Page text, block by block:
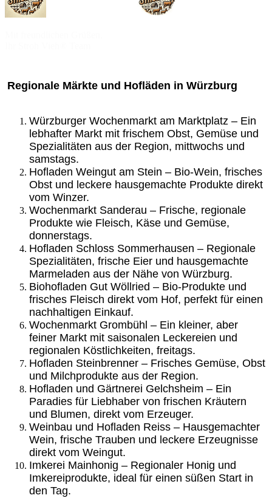
Regionale Märkte und Hofläden in Würzburg
Würzburger Wochenmarkt am Marktplatz – Ein
lebhafter Markt mit frischem Obst, Gemüse und
Spezialitäten aus der Region, mittwochs und
samstags.
Hofladen Weingut am Stein – Bio-Wein, frisches
Obst und leckere hausgemachte Produkte direkt
vom Winzer.
Wochenmarkt Sanderau – Frische, regionale
Produkte wie Fleisch, Käse und Gemüse,
donnerstags.
Hofladen Schloss Sommerhausen – Regionale
Spezialitäten, frische Eier und hausgemachte
Marmeladen aus der Nähe von Würzburg.
Biohofladen Gut Wöllried – Bio-Produkte und
frisches Fleisch direkt vom Hof, perfekt für einen
nachhaltigen Einkauf.
Wochenmarkt Grombühl – Ein kleiner, aber
feiner Markt mit saisonalen Leckereien und
regionalen Köstlichkeiten, freitags.
Hofladen Steinbrenner – Frisches Gemüse, Obst
und Milchprodukte aus der Region.
Hofladen und Gärtnerei Gelchsheim – Ein
Paradies für Liebhaber von frischen Kräutern
und Blumen, direkt vom Erzeuger.
Weinbau und Hofladen Reiss – Hausgemachter
Wein, frische Trauben und leckere Erzeugnisse
direkt vom Weingut.
Imkerei Mainhonig – Regionaler Honig und
Imkereiprodukte, ideal für einen süßen Start in
den Tag.